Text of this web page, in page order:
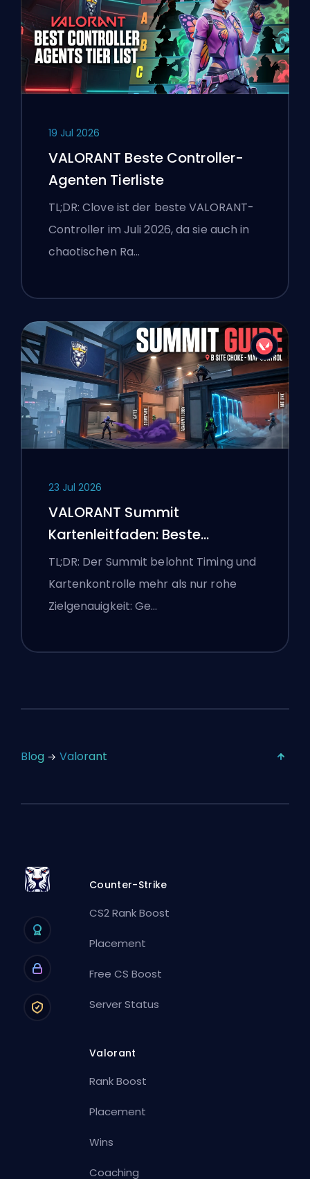
19 Jul 2026
VALORANT Beste Controller-
Agenten Tierliste
TL;DR: Clove ist der beste VALORANT-
Controller im Juli 2026, da sie auch in
chaotischen Ra…
23 Jul 2026
VALORANT Summit
Kartenleitfaden: Beste
Agenten, Callouts und
Smokes
TL;DR: Der Summit belohnt Timing und
Kartenkontrolle mehr als nur rohe
Zielgenauigkeit: Ge…
Blog Valorant
Counter-Strike
CS2 Rank Boost
Placement
Free CS Boost
Server Status
Valorant
Rank Boost
Placement
Wins
Coaching